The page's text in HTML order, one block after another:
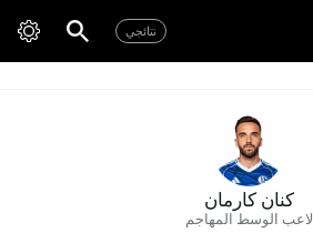
نتائجي
كنان كارمان
لاعب الوسط المهاجم